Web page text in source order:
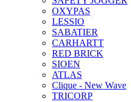
OXYPAS
LESSIO
SABATIER
CARHARTT
RED BRICK
SIOEN
ATLAS
Clique - New Wave
TRICORP